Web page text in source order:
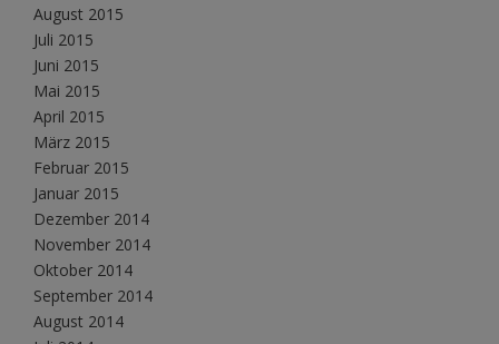
August 2015
Juli 2015
Juni 2015
Mai 2015
April 2015
März 2015
Februar 2015
Januar 2015
Dezember 2014
November 2014
Oktober 2014
September 2014
August 2014